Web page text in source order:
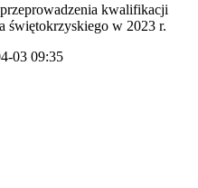
kwalifikacji
świętokrzyskiego w 2023 r.
03 09:35